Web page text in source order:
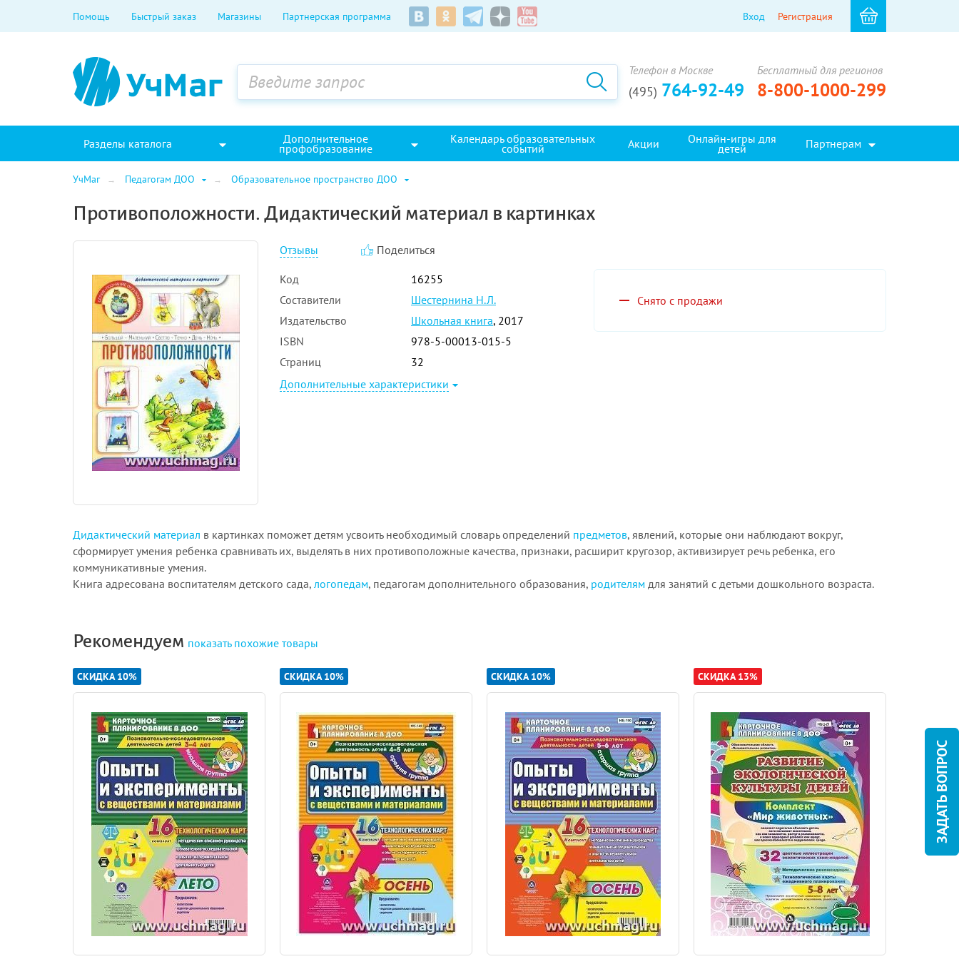
Помощь Быстрый заказ Магазины Партнерская программа Вход Регистрация
Телефон в Москве
(495) 764-92-49
Бесплатный для регионов
8-800-1000-299
Разделы каталога Дополнительное
профобразование
Календарь образовательных
событий Акции Онлайн-игры для
детей Партнерам
УчМаг Педагогам ДОО Образовательное пространство ДОО
Противоположности. Дидактический материал в картинках
Отзывы Поделиться
Снято с продажи
Код
16255
Составители
Шестернина Н.Л.
Издательство
Школьная книга, 2017
ISBN
978-5-00013-015-5
Страниц
32
Дополнительные характеристики
Дидактический материал в картинках поможет детям усвоить необходимый словарь определений предметов, явлений, которые они наблюдают вокруг,
сформирует умения ребенка сравнивать их, выделять в них противоположные качества, признаки, расширит кругозор, активизирует речь ребенка, его
коммуникативные умения.
Книга адресована воспитателям детского сада, логопедам, педагогам дополнительного образования, родителям для занятий с детьми дошкольного возраста.
Рекомендуем показатьпохожие товары
СКИДКА 10% СКИДКА 10% СКИДКА 10% СКИДКА 13%
ЗАДАТЬ ВОПРОС